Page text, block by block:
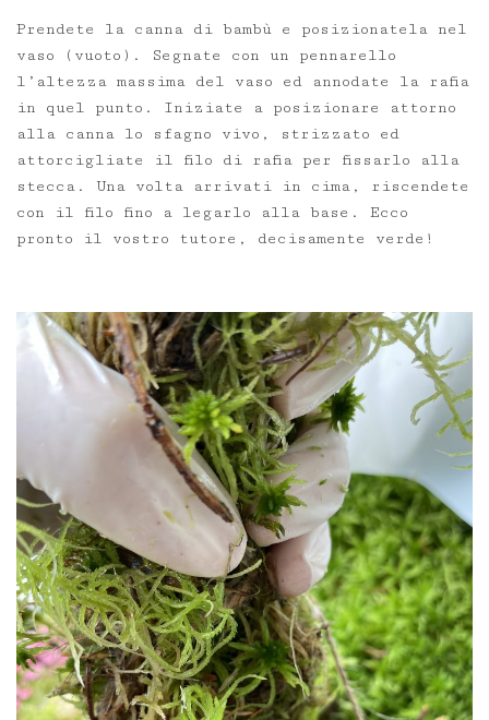
Prendete la canna di bambù e posizionatela nel
vaso (vuoto). Segnate con un pennarello
l’altezza massima del vaso ed annodate la rafia
in quel punto. Iniziate a posizionare attorno
alla canna lo sfagno vivo, strizzato ed
attorcigliate il filo di rafia per fissarlo alla
stecca. Una volta arrivati in cima, riscendete
con il filo fino a legarlo alla base. Ecco
pronto il vostro tutore, decisamente verde!